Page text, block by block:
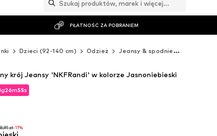
PŁATNOŚĆ ZA POBRANIEM
Dzieci (92-140 cm) Odzież Jeansy & spodnie
g26m53s
zł-11%
g26m53s
krój Jeansy 'NKFRandi' w kolorze Jasnoniebieski